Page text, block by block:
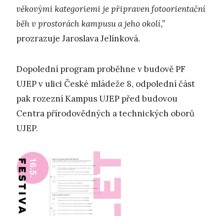
věkovými kategoriemi je připraven fotoorientační
běh v prostorách kampusu a jeho okolí,”
prozrazuje Jaroslava Jelínková.
Dopolední program proběhne v budově PF
UJEP v ulici České mládeže 8, odpolední část
pak rozezní Kampus UJEP před budovou
Centra přírodovědných a technických oborů
UJEP.